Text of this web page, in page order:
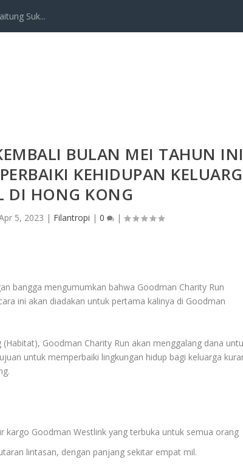
Suk...
BULAN MEI TAHUN
KEHIDUPAN
DI HONG KONG
5, 2023 | Filantropi |0 |
bangga mengumumkan bahwa Goodman Charity Run
ini akan diadakan untuk pertama kalinya di Goodman
Goodman Charity Run akan menggalang dana
untuk memperbaiki lingkungan hidup bagi keluarga
kargo Goodman Westlink yang terbuka untuk semua orang
lintasan, dengan panjang sekitar empat mil.